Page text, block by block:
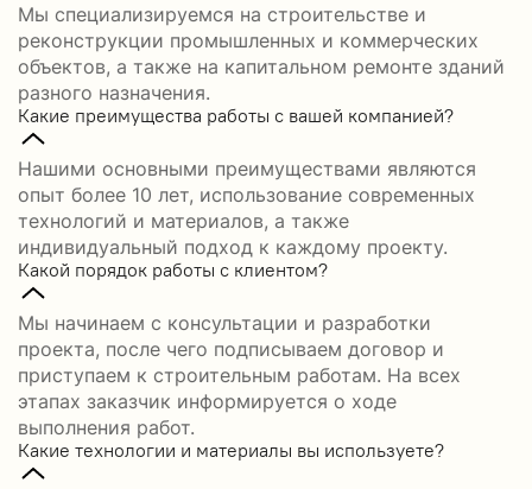
Мы специализируемся на строительстве и
реконструкции промышленных и коммерческих
объектов, а также на капитальном ремонте зданий
разного назначения.
Какие преимущества работы с вашей компанией?
Нашими основными преимуществами являются
опыт более 10 лет, использование современных
технологий и материалов, а также
индивидуальный подход к каждому проекту.
Какой порядок работы с клиентом?
Мы начинаем с консультации и разработки
проекта, после чего подписываем договор и
приступаем к строительным работам. На всех
этапах заказчик информируется о ходе
выполнения работ.
Какие технологии и материалы вы используете?